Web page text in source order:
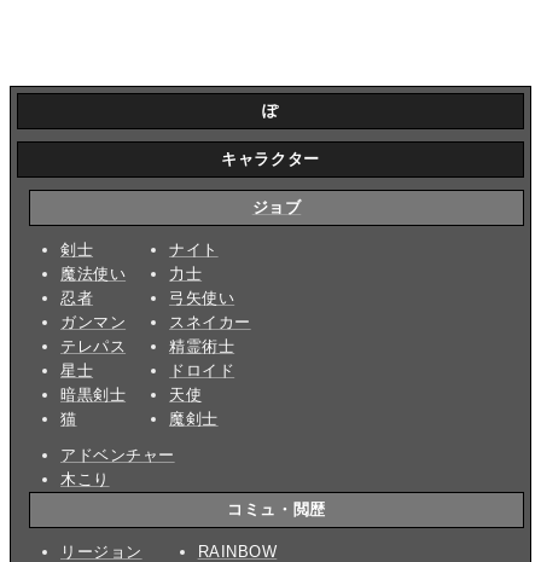
ぽ
キャラクター
ジョブ
剣士
魔法使い
忍者
ガンマン
テレパス
星士
暗黒剣士
猫
ナイト
力士
弓矢使い
スネイカー
精霊術士
ドロイド
天使
魔剣士
アドベンチャー
木こり
コミュ・閲歴
リージョン
RAINBOW